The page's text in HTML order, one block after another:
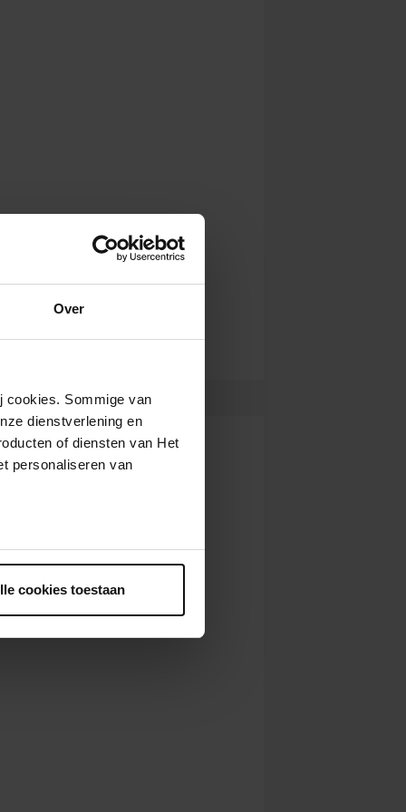
Over
cookies. Sommige van
dienstverlening en
of diensten van Het
personaliseren van
cookies toestaan